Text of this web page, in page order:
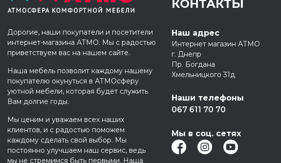
Дорогие, наши покупатели и посетители
интернет-магазина АТМО. Мы с радостью
приветствуем вас на нашем сайте.
Наша мебель позволит каждому нашему
покупателю окунуться в АТМОсферу
уютной мебели, которая будет служить
Вам долгие годы.
Мы ценим и уважаем всех наших
клиентов, и с радостью поможем
каждому сделать свой выбор. Мы
постоянно улучшаем наш сервис, ведь
мы не стремимся быть первыми. Наша
КОНТАКТЫ
Наш адрес
Интернет магазин АТМО
г. Днепр
Пр. Богдана
Хмельницкого 31д
Наши телефоны
067 611 70 70
Мы в соц. сетях